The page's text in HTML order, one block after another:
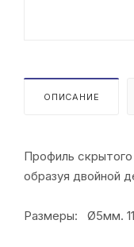
ОПИСАНИЕ
Профиль
образуя двойной
Размеры: Ø5мм.